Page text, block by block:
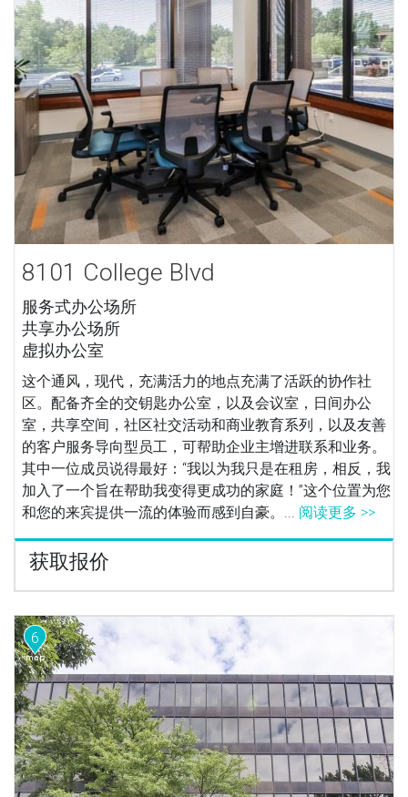
8101 College Blvd
服务式办公场所
共享办公场所
虚拟办公室
这个通风，现代，充满活力的地点充满了活跃的协作社
区。配备齐全的交钥匙办公室，以及会议室，日间办公
室，共享空间，社区社交活动和商业教育系列，以及友善
的客户服务导向型员工，可帮助企业主增进联系和业务。
其中一位成员说得最好：“我以为我只是在租房，相反，我
加入了一个旨在帮助我变得更成功的家庭！”这个位置为您
和您的来宾提供一流的体验而感到自豪。... 阅读更多 >>
获取报价
6